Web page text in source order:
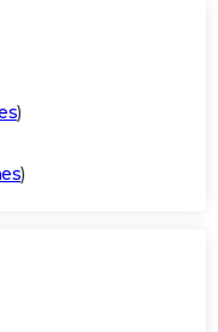
)
)